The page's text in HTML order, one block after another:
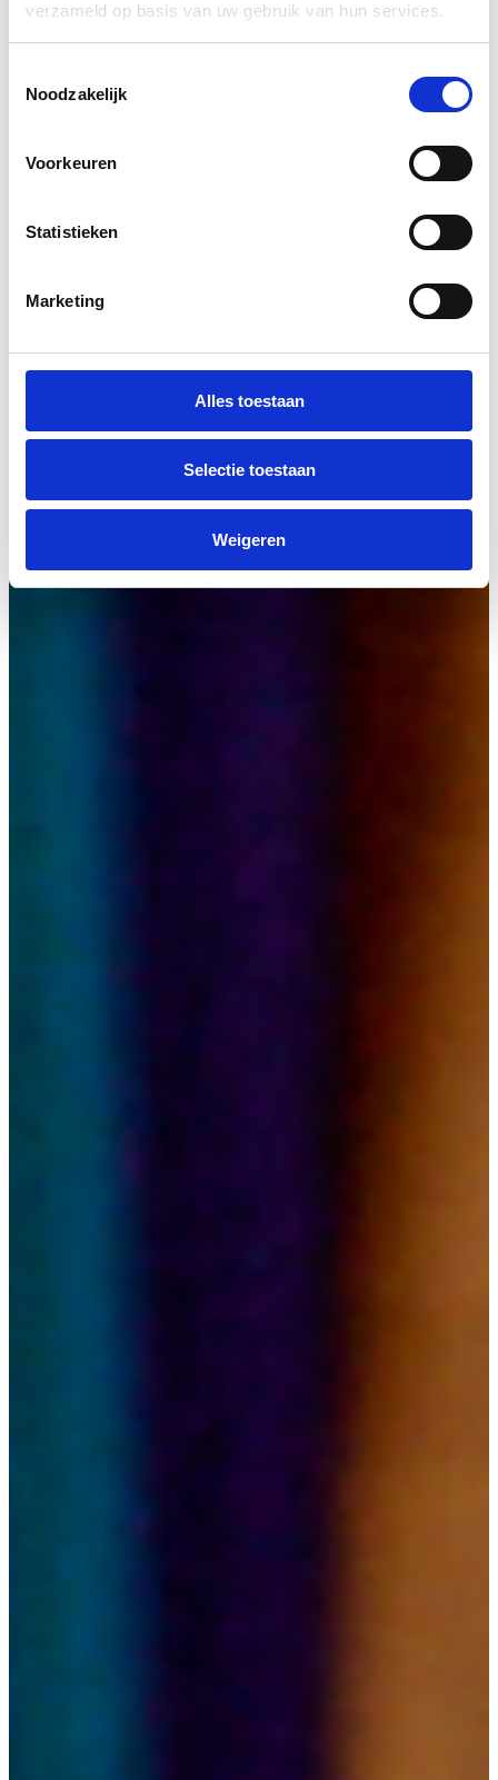
verzameld op basis van uw gebruik van hun services.
Noodzakelijk
Voorkeuren
Statistieken
Marketing
Alles toestaan
Selectie toestaan
Weigeren